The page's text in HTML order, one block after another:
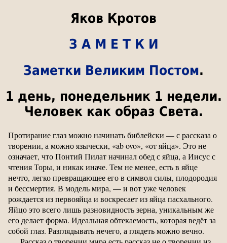
Яков Кротов
З А М Е Т К И
Заметки Великим Постом.
1 день, понедельник 1 недели.
Человек как образ Света.
Протирание глаз можно начинать библейски — с рассказа о
творении, а можно язычески, «ab ovo», «от яйца». Это не
означает, что Понтий Пилат начинал обед с яйца, а Иисус с
чтения Торы, и никак иначе. Тем не менее, есть в яйце
нечто, легко превращающее его в символ силы, плодородия
и бессмертия. В модель мира, — и вот уже человек
рождается из первояйца и воскресает из яйца пасхального.
Яйцо это всего лишь разновидность зерна, уникальным же
его делает форма. Идеальная обтекаемость, которая ведёт за
собой глаз. Разглядывать нечего, а глядеть можно вечно.